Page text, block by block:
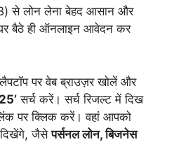
से लोन लेना बेहद आसान और
बैठे ही ऑनलाइन आवेदन कर
पर वेब ब्राउज़र खोलें और
सर्च करें। सर्च रिजल्ट में दिख
पर क्लिक करें। वहां आपको
जैसेपर्सनल लोन, बिजनेस